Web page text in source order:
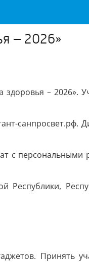
– 2026»
здоровья – 2026».
санпросвет.рф.
с
Республики,
Принять